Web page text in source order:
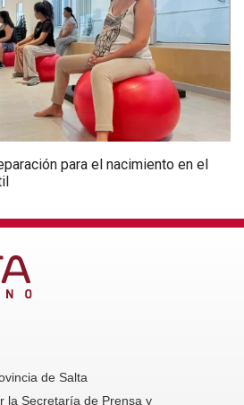
para el nacimiento en el
de Salta
la Secretaría de Prensa y